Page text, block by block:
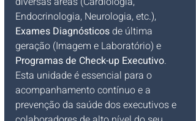
Endocrinologia, Neurologia, etc.),
Exames Diagnósticos de última
geração (Imagem e Laboratório) e
Programas de Check-up Executivo.
Esta unidade é essencial para o
acompanhamento contínuo e a
prevenção da saúde dos executivos e